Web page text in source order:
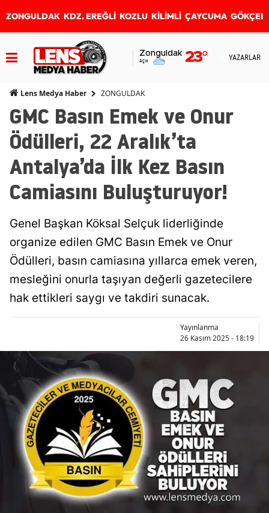
ZONGULDAK KDZ. EREĞLİ KOZLU KİLİMLİ ÇAYCUMA
Zonguldak
Açık 23° YAZARLAR
Lens Medya Haber ZONGULDAK
GMC Basın Emek ve Onur
Ödülleri, 22 Aralık’ta
Antalya’da İlk Kez Basın
Camiasını Buluşturuyor!
Genel Başkan Köksal Selçuk liderliğinde
organize edilen GMC Basın Emek ve Onur
Ödülleri, basın camiasına yıllarca emek veren,
mesleğini onurla taşıyan değerli gazetecilere
hak ettikleri saygı ve takdiri sunacak.
Yayınlanma
26 Kasım 2025 - 18:19